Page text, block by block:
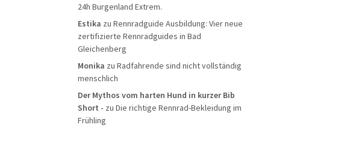
24h Burgenland Extrem.
Estika zu Rennradguide Ausbildung: Vier neue
zertifizierte Rennradguides in Bad
Gleichenberg
Monika zu Radfahrende sind nicht vollständig
menschlich
Der Mythos vom harten Hund in kurzer Bib
Short - zu Die richtige Rennrad-Bekleidung im
Frühling